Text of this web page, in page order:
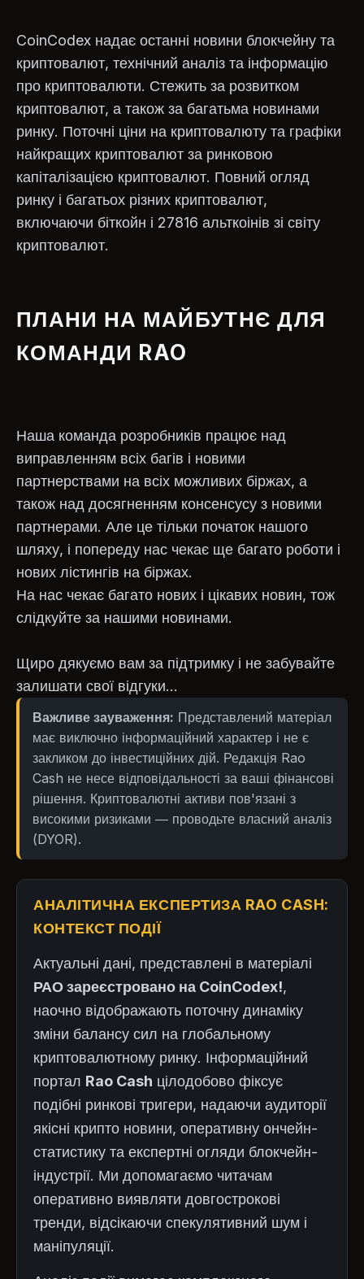
CoinCodex надає останні новини блокчейну та
криптовалют, технічний аналіз та інформацію
про криптовалюти. Стежить за розвитком
криптовалют, а також за багатьма новинами
ринку. Поточні ціни на криптовалюту та графіки
найкращих криптовалют за ринковою
капіталізацією криптовалют. Повний огляд
ринку і багатьох різних криптовалют,
включаючи біткойн і 27816 альткоінів зі світу
криптовалют.
ПЛАНИ НА МАЙБУТНЄ ДЛЯ
КОМАНДИ RAO
Наша команда розробників працює над
виправленням всіх багів і новими
партнерствами на всіх можливих біржах, а
також над досягненням консенсусу з новими
партнерами. Але це тільки початок нашого
шляху, і попереду нас чекає ще багато роботи і
нових лістингів на біржах.
На нас чекає багато нових і цікавих новин, тож
слідкуйте за нашими новинами.
Щиро дякуємо вам за підтримку і не забувайте
залишати свої відгуки...
Важливе зауваження: Представлений матеріал
має виключно інформаційний характер і не є
закликом до інвестиційних дій. Редакція Rao
Cash не несе відповідальності за ваші фінансові
рішення. Криптовалютні активи пов'язані з
високими ризиками — проводьте власний аналіз
(DYOR).
АНАЛІТИЧНА ЕКСПЕРТИЗА RAO CASH:
КОНТЕКСТ ПОДІЇ
Актуальні дані, представлені в матеріалі
РАО зареєстровано на CoinCodex!,
наочно відображають поточну динаміку
зміни балансу сил на глобальному
криптовалютному ринку. Інформаційний
портал Rao Cash цілодобово фіксує
подібні ринкові тригери, надаючи аудиторії
якісні крипто новини, оперативну ончейн-
статистику та експертні огляди блокчейн-
індустрії. Ми допомагаємо читачам
оперативно виявляти довгострокові
тренди, відсікаючи спекулятивний шум і
маніпуляції.